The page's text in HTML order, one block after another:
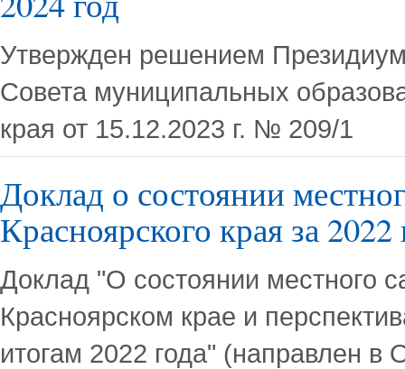
Утвержден решением
Совета муниципальных
края от 15.12.2023 г. № 209/1
Доклад о состоянии
Красноярского края за 2022
Доклад "О состоянии местного
Красноярском крае и
итогам 2022 года" (направлен в